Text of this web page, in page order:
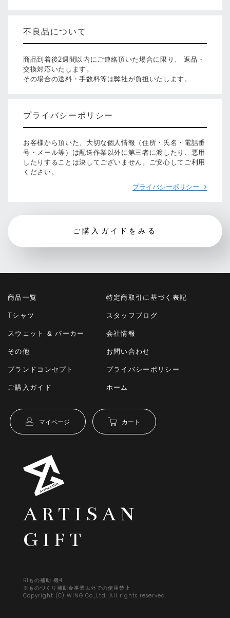
不良品について
商品到着後2週間以内にご連絡頂いた場合に限り、 返品・
交換対応いたします。
その場合の送料・手数料等は弊社が負担いたします。
プライバシーポリシー
お客様から頂いた、大切な個人情報（住所・氏名・電話番
号・メール等）は配送作業以外に第三者に渡したり、悪用
したりすることは決してございません。ご安心してご利用
ください。
プライバシーポリシー
ご購入ガイドをみる
ARTISAN
GIFT
R1もの補助 機4
※ものづくり補助金事業以外での使用禁止
Copyright (C) WING Co.,Ltd. All rights reserved.
商品一覧 特定商取引に基づく表記
Tシャツ スタッフブログ
スウェット & パーカー 会社情報
その他 お問い合わせ
ブランドコンセプト プライバシーポリシー
ご購入ガイド ホーム
マイページ カート